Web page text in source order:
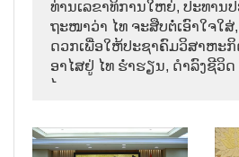
ທ່ານ​ເລ​ຂາ​ທິ​ການ​ໃຫຍ່, ປະ​ທານ​ປ
ຖະ​ໜາ​ວ່າ ໄທ​ ຈະ​ສືບ​ຕໍ່​ເອົາ​ໃຈ​ໃສ່
ດວກ​ເພື່ອ​ໃຫ້​ປະ​ຊາ​ຄົມ​ວ​ິ​ສາ​ຫະ​
ອາ​ໄສ​ຢູ່ ໄທ ຮ່ຳ​ຮຽນ, ດຳ​ລົງ​ຊີ​ວິ
ໄທ.